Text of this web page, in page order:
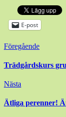
E-post
Föregående
Trädgårdskurs
Nästa
Ätliga perenner!